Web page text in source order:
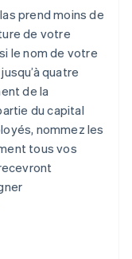
prend moins de
de votre
le nom de votre
quatre
de la
du capital
nommez les
tous vos